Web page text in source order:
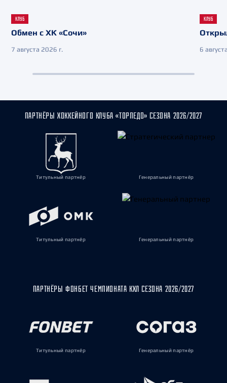
КЛУБ
Обмен с ХК «Сочи»
7 августа 2026 г.
КЛУБ
6
ПАРТНЁРЫ ХОККЕЙНОГО КЛУБА «ТОРПЕДО» СЕЗОНА 2026/2027
Титульный партнёр Генеральный партнёр
Титульный партнёр Генеральный партнёр
ПАРТНЁРЫ ФОНБЕТ ЧЕМПИОНАТА КХЛ СЕЗОНА 2026/2027
Титульный партнёр Генеральный партнёр